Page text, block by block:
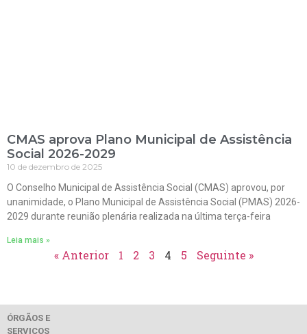
CMAS aprova Plano Municipal de Assistência
Social 2026-2029
10 de dezembro de 2025
O Conselho Municipal de Assistência Social (CMAS) aprovou, por
unanimidade, o Plano Municipal de Assistência Social (PMAS) 2026-
2029 durante reunião plenária realizada na última terça-feira
Leia mais »
« Anterior 1 2 3 4 5 Seguinte »
ÓRGÃOS E
SERVIÇOS